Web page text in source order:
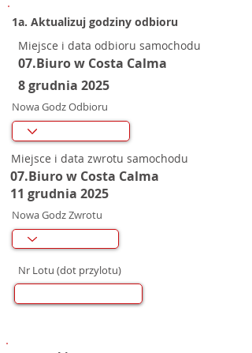
1a. Aktualizuj godziny odbioru
Miejsce i data odbioru samochodu
07.Biuro w Costa Calma
8 grudnia 2025
Nowa Godz Odbioru
Miejsce i data zwrotu samochodu
07.Biuro w Costa Calma
11 grudnia 2025
Nowa Godz Zwrotu
Nr Lotu (dot przylotu)